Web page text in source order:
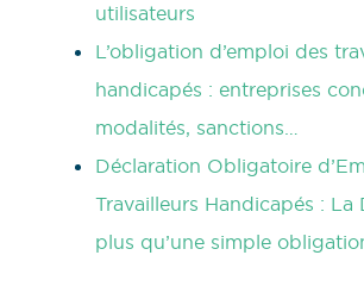
utilisateurs
L’obligation d’emploi des
handicapés : entreprises
modalités, sanctions…
Déclaration Obligatoire
Travailleurs Handicapés : La
plus qu’une simple